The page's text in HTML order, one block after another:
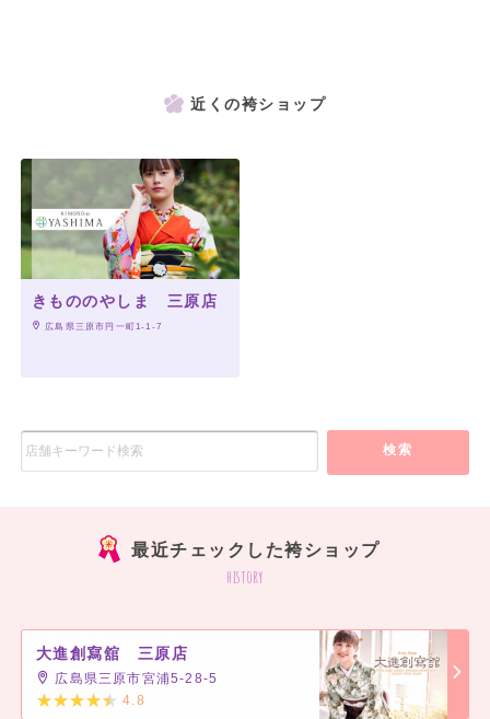
近くの袴ショップ
きもののやしま 三原店
広島県三原市円一町1-1-7
検索
最近チェックした袴ショップ
history
大進創寫舘 三原店
広島県三原市宮浦5-28-5
4.8